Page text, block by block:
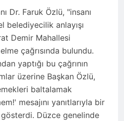
Dr. Faruk Özlü, "insanı
belediyecilik anlayışı
Demir Mahallesi
çağrısında bulundu.
yaptığı bu çağrının
üzerine Başkan Özlü,
baltalamak
mesajını yanıtlarıyla bir
Düzce genelinde